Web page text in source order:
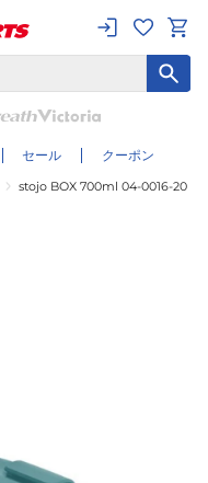
セール クーポン
stojo BOX 700ml 04-0016-20